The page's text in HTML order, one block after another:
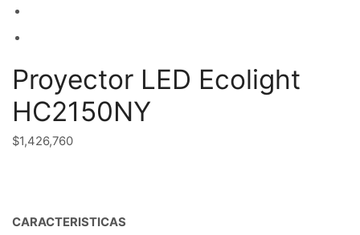
Proyector LED Ecolight
HC2150NY
$1,426,760
CARACTERISTICAS